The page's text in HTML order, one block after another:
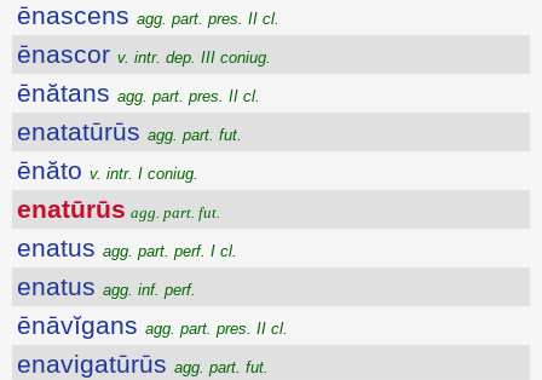
ēnascens agg. part. pres. II cl.
ēnascor v. intr. dep. III coniug.
ēnătans agg. part. pres. II cl.
enatatūrūs agg. part. fut.
ēnăto v. intr. I coniug.
enatūrūs agg. part. fut.
enatus agg. part. perf. I cl.
enatus agg. inf. perf.
ēnāvĭgans agg. part. pres. II cl.
enavigatūrūs agg. part. fut.